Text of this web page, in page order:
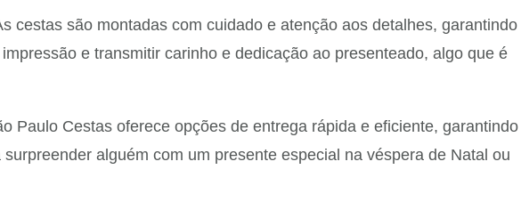
cestas são montadas com cuidado e atenção aos detalhes, garantindo
e transmitir carinho e dedicação ao presenteado, algo que é
Paulo Cestas oferece opções de entrega rápida e eficiente, garantindo
alguém com um presente especial na véspera de Natal ou